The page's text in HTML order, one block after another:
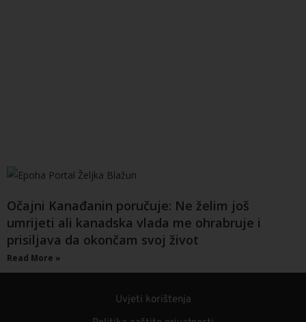
Očajni Kanađanin poručuje: Ne želim još
umrijeti ali kanadska vlada me ohrabruje i
prisiljava da okončam svoj život
Read More »
Uvjeti korištenja